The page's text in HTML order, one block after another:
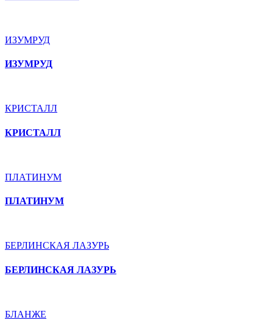
ИЗУМРУД
ИЗУМРУД
КРИСТАЛЛ
КРИСТАЛЛ
ПЛАТИНУМ
ПЛАТИНУМ
БЕРЛИНСКАЯ ЛАЗУРЬ
БЕРЛИНСКАЯ ЛАЗУРЬ
БЛАНЖЕ